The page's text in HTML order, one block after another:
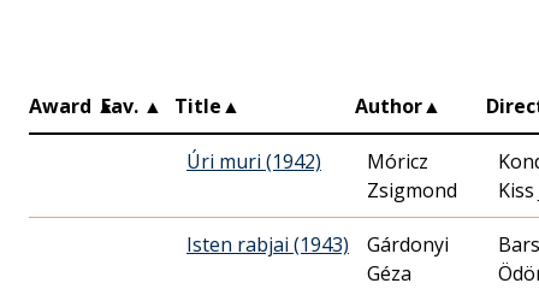
Award ▲
Fav. ▲ Title▲ Author▲
Úri muri (1942)
Móricz
Zsigmond
Isten rabjai (1943)
Gárdonyi
Géza